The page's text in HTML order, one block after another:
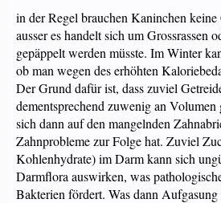
in der Regel brauchen Kaninchen
ausser es handelt sich um Grossrassen
gepäppelt werden müsste. Im Winter
ob man wegen des erhöhten
Der Grund dafür ist, dass zuviel
dementsprechend zuwenig an Volumen
sich dann auf den mangelnden
Zahnprobleme zur Folge hat. Zuviel
Kohlenhydrate) im Darm kann sich
Darmflora auswirken, was
Bakterien fördert. Was dann